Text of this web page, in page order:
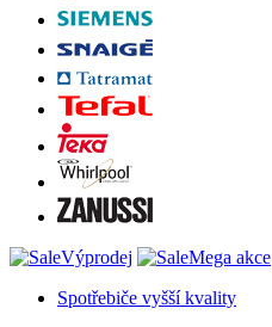
Výprodej
Mega akce
Spotřebiče vyšší kvality